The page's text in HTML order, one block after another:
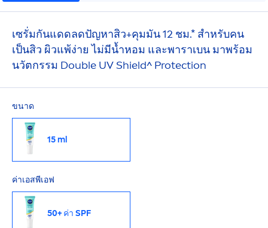
เซรั่มกันแดดลดปัญหาสิว+คุมมัน 12 ชม.* สำหรับคน
เป็นสิว ผิวแพ้ง่าย ไม่มีนํ้าหอม และพาราเบน มาพร้อม
นวัตกรรม Double UV Shield^ Protection
ขนาด
15 ml
ค่าเอสพีเอฟ
50+ ค่า SPF